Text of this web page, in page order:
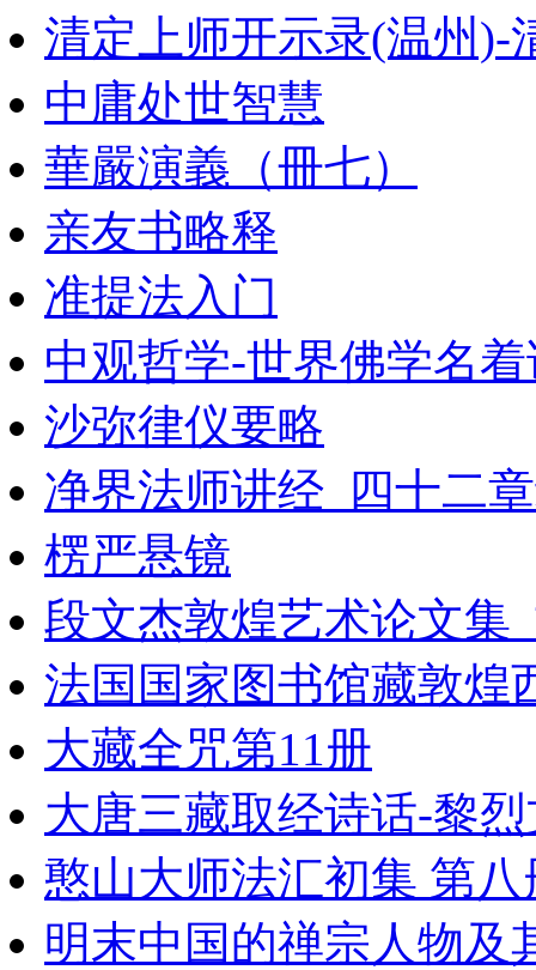
清定上师开示录(温州)-
中庸处世智慧
華嚴演義（冊七）
亲友书略释
准提法入门
中观哲学-世界佛学名
沙弥律仪要略
净界法师讲经_四十二
楞严悬镜
段文杰敦煌艺术论文集
法国国家图书馆藏敦煌
大藏全咒第11册
大唐三藏取经诗话-黎
憨山大师法汇初集 第
明末中国的禅宗人物及